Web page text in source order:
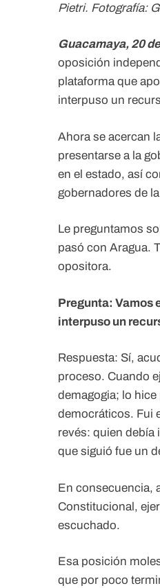
Pietri. Fotografía:
Guacamaya, 20
oposición
plataforma que
interpuso un
Ahora se acercan
presentarse a la
en el estado, así
gobernadores de
Le preguntamos
pasó con Aragua.
opositora.
Pregunta: Vamos
interpuso un
Respuesta: Sí,
proceso. Cuando
demagogia; lo
democráticos. Fui
revés: quien debía
que siguió fue un
En consecuencia,
Constitucional,
escuchado.
Esa posición
que por poco